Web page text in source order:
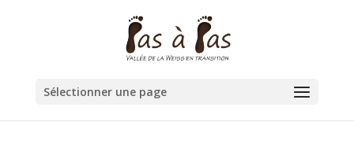
Sélectionner une page